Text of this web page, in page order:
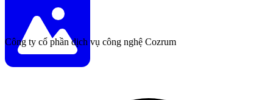
Công ty cổ phần dịch vụ công nghệ Cozrum